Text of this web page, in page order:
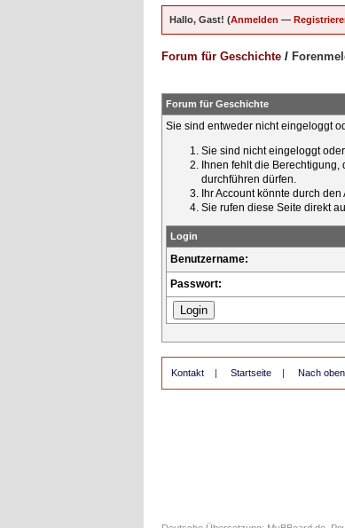
Hallo, Gast! (Anmelden —
Forum für Geschichte /
Forum für Geschichte
Sie sind entweder nicht eingeloggt
Sie sind nicht eingeloggt
Ihnen fehlt die
durchführen dürfen.
Ihr Account könnte durch
Sie rufen diese Seite direkt
Login
Benutzername:
Passwort:
Kontakt | Startseite | Nach oben